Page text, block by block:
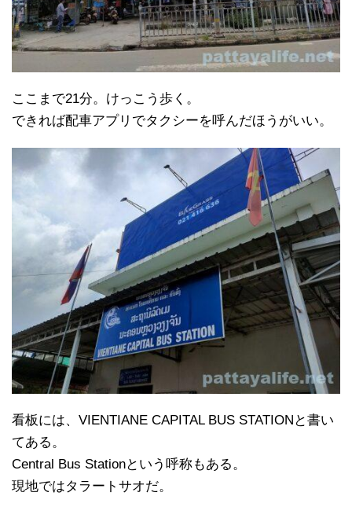
ここまで21分。けっこう歩く。
できれば配車アプリでタクシーを呼んだほうがいい。
看板には、VIENTIANE CAPITAL BUS STATIONと書い
てある。
Central Bus Stationという呼称もある。
現地ではタラートサオだ。